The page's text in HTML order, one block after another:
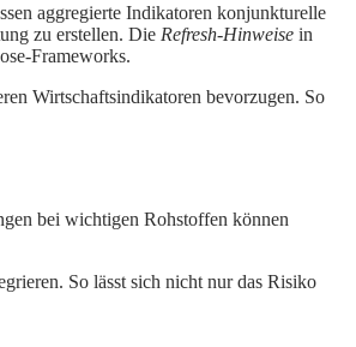
aggregierte Indikatoren konjunkturelle
zu erstellen. Die Refresh-Hinweise in
Frameworks.
Wirtschaftsindikatoren bevorzugen. So
bei wichtigen Rohstoffen können
So lässt sich nicht nur das Risiko